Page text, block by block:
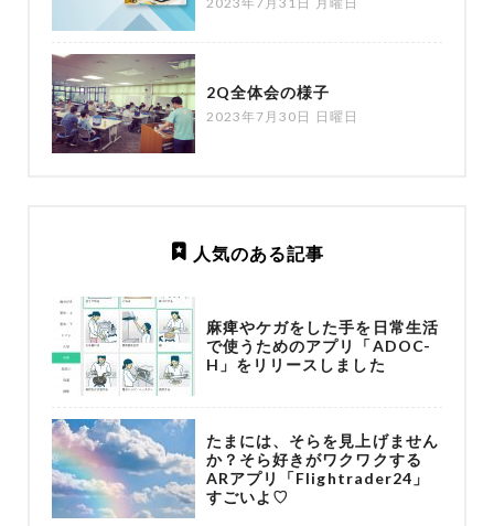
2Q全体会の様子
2023年7月30日 日曜日
人気のある記事
麻痺やケガをした手を日常生活
で使うためのアプリ「ADOC-
H」をリリースしました
たまには、そらを見上げません
か？そら好きがワクワクする
ARアプリ「Flightrader24」
すごいよ♡